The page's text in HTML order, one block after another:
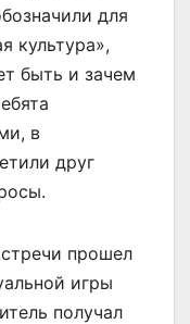
для
культура»,
быть и зачем
в
друг
прошел
игры
получал